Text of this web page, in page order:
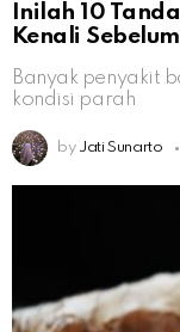
Inilah 10
Kenali
Banyak penyakit
kondisi parah
by Jati Sunarto